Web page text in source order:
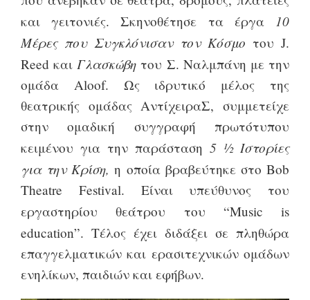
και γειτονιές. Σκηνοθέτησε τα έργα
10
Μέρες που Συγκλόνισαν τον Κόσμο του J.
Reed καιΓλασκώβη του Σ. Ναλμπάνη με την
ομάδα Aloof. Ως ιδρυτικό μέλος της
θεατρικής ομάδας ΑντίχειραΣ, συμμετείχε
στην ομαδική συγγραφή πρωτότυπου
κειμένου για την παράσταση 5 ½ Ιστορίες
για την Κρίση, η οποία βραβεύτηκε στοBob
Theatre
Festival. Είναι υπεύθυνος του
εργαστηρίου θεάτρου του “Music
is
education”. Τέλος έχει διδάξει σε πληθώρα
επαγγελματικών και ερασιτεχνικών ομάδων
ενηλίκων, παιδιών και εφήβων.